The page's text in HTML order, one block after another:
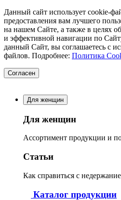
Данный сайт использует cookie-
предоставления вам лучшего
на нашем Сайте, а также в целях
и эффективной навигации по
данный Сайт, вы соглашаетесь с
файлов. Подробнее: Политика
Согласен
Для женщин
Для женщин
Ассортимент продукции и
Статьи
Как справиться с
Каталог продукции